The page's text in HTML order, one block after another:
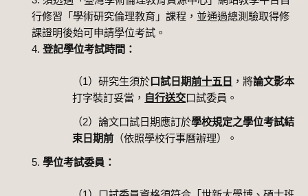
行修習「學術研究倫理教育」課程，並通過總測驗取得修
課證明後始可申請學位考試。
登記學位考試時間：
（1）研究生須於口試日期前十五日 ，將論文影本
打字裝訂妥當， 自行送交口試委員。
（2）論文口試日期應訂於學校規定之學位考試結
束日期前 （依照學校行事曆辦理）。
學位考試委員：